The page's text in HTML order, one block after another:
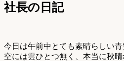
社長の日記
今日は午前中とても素晴らしい青
空には雲ひとつ無く、本当に秋